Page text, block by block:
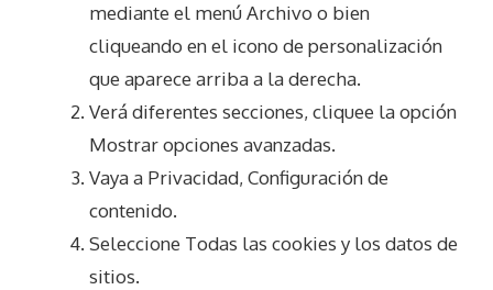
mediante el menú Archivo o bien
cliqueando en el icono de personalización
que aparece arriba a la derecha.
Verá diferentes secciones, cliquee la opción
Mostrar opciones avanzadas.
Vaya a Privacidad, Configuración de
contenido.
Seleccione Todas las cookies y los datos de
sitios.